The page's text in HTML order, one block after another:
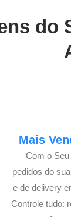
do
Mais
Com o
pedidos do
e de delivery
Controle tudo: